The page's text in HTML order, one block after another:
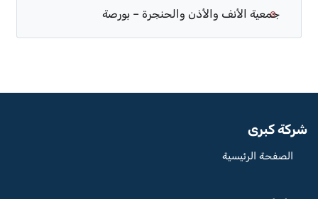
جمعية الأنف والأذن والحنجرة – بورصة
شركة كبرى
الصفحة الرئيسية